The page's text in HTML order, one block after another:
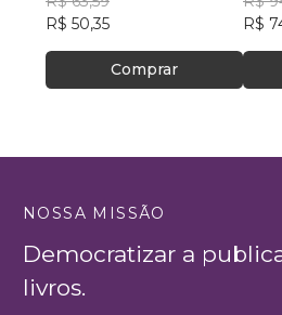
R$ 50,35
Comprar
R$
NOSSA MISSÃO
Democratizar a
livros.